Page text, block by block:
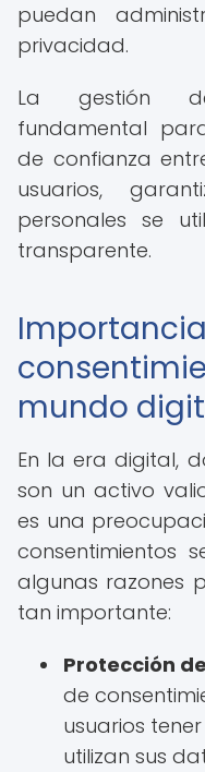
puedan
privacidad.
La gestión
fundamental
de confianza
usuarios,
personales se
transparente.
mundo
En la era digital,
son un activo
es una
consentimientos
algunas razones
tan importante:
Protección
de
usuarios
utilizan sus